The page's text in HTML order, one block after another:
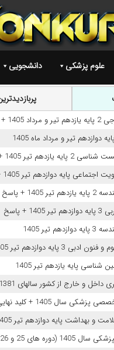
علوم پزشکی دانشجویی
صوتی
دوازدهم تیر و مرداد ماه 1405
تیر 1405 + پاسخ
پایه دوازدهم تیر 1405 + پاسخ
+ پاسخ
پاسخ
1405
پایه دوازدهم تیر 1405
شناسی پایه یازدهم تیر 1405
و خارج از کشور سالهای 1381 تا 1405
سال 1405 + کلید نهایی
بهداشت پایه دوازدهم تیر 1405 + پاسخ
(دوره های 25 و 26)